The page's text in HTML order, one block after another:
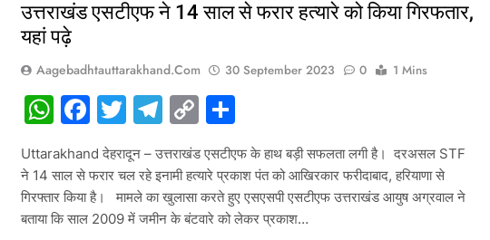
उत्तराखंड एसटीएफ ने 14 साल से फरार हत्यारे को किया गिरफतार,
यहां पढ़े
Aagebadhtauttarakhand.com 30 September 2023 0 1 Mins
WhatsApp
Facebook
Twitter
Telegram
Copy
Link
Uttarakhand देहरादून – उत्तराखंड एसटीएफ के हाथ बड़ी सफलता लगी है। दरअसल STF
ने 14 साल से फरार चल रहे इनामी हत्यारे प्रकाश पंत को आखिरकार फरीदाबाद, हरियाणा से
गिरफ्तार किया है। मामले का खुलासा करते हुए एसएसपी एसटीएफ उत्तराखंड आयुष अग्रवाल ने
बताया कि साल 2009 में जमीन के बंटवारे को लेकर प्रकाश…